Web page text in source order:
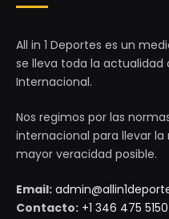
All in 1 Deportes es un
se lleva toda la actualidad
Internacional.
Nos regimos por las
internacional para llevar
mayor veracidad posible.
Email:
Contacto: +1 346 475 5150